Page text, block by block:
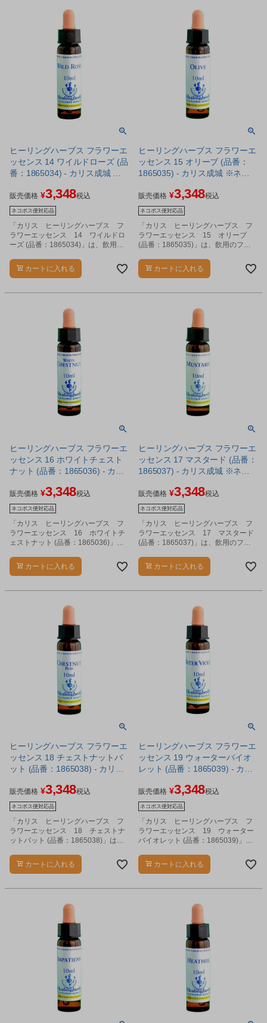
ヒーリングハーブス フラワーエ
ッセンス 14 ワイルドローズ (品
番：1865034) - カリス成城 ※
販売価格 ¥3,348税込
ネコポス便対応品
「カリス ヒーリングハーブス フ
ラワーエッセンス 14 ワイルドロ
ーズ (品番：1865034)」は、飲用の
カートに入れる
ヒーリングハーブス フラワーエ
ッセンス 15 オリーブ (品番：
1865035) - カリス成城 ※ネコ
販売価格 ¥3,348税込
ネコポス便対応品
「カリス ヒーリングハーブス フ
ラワーエッセンス 15 オリーブ
(品番：1865035)」は、飲用のフラ
カートに入れる
ヒーリングハーブス フラワーエ
ッセンス 16 ホワイトチェスト
ナット (品番：1865036) - カリ
販売価格 ¥3,348税込
ネコポス便対応品
「カリス ヒーリングハーブス フ
ラワーエッセンス 16 ホワイトチ
ェストナット (品番：1865036)」
す。
カートに入れる
ヒーリングハーブス フラワーエ
ッセンス 17 マスタード (品番：
1865037) - カリス成城 ※ネコ
販売価格 ¥3,348税込
ネコポス便対応品
「カリス ヒーリングハーブス フ
ラワーエッセンス 17 マスタード
(品番：1865037)」は、飲用のフラ
カートに入れる
ヒーリングハーブス フラワーエ
ッセンス 18 チェストナットバ
ット (品番：1865038) - カリス
販売価格 ¥3,348税込
ネコポス便対応品
「カリス ヒーリングハーブス フ
ラワーエッセンス 18 チェストナ
ットバット (品番：1865038)」は、
カートに入れる
ヒーリングハーブス フラワーエ
ッセンス 19 ウォーターバイオ
レット (品番：1865039) - カリ
販売価格 ¥3,348税込
ネコポス便対応品
「カリス ヒーリングハーブス フ
ラワーエッセンス 19 ウォーター
バイオレット (品番：1865039)」
す。
カートに入れる